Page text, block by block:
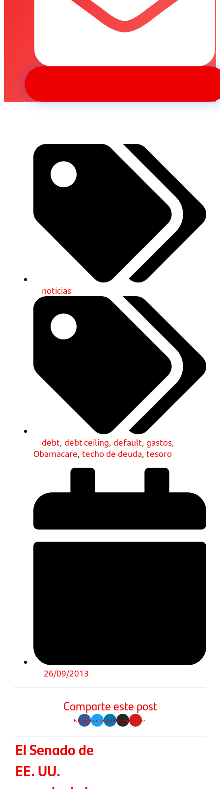
noticias
debt, debt ceiling, default, gastos,
Obamacare, techo de deuda, tesoro
26/09/2013
Comparte este post
FacebookTwitterLinkedinInstagramYoutube
El Senado de
EE. UU.